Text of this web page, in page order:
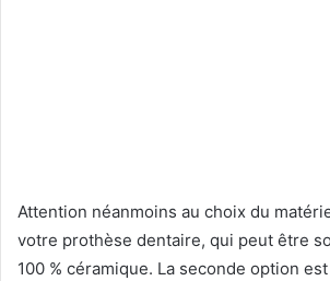
Attention néanmoins au choix du
votre prothèse dentaire, qui peut être
100 % céramique. La seconde option